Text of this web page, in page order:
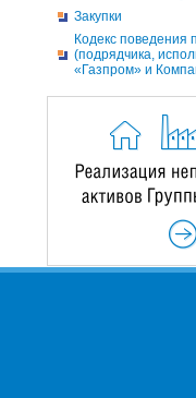
Закупки
Кодекс поведения
(подрядчика,
«Газпром» и